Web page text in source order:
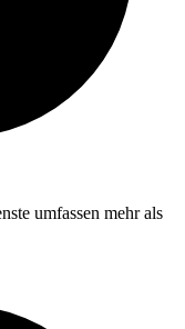
umfassen mehr als